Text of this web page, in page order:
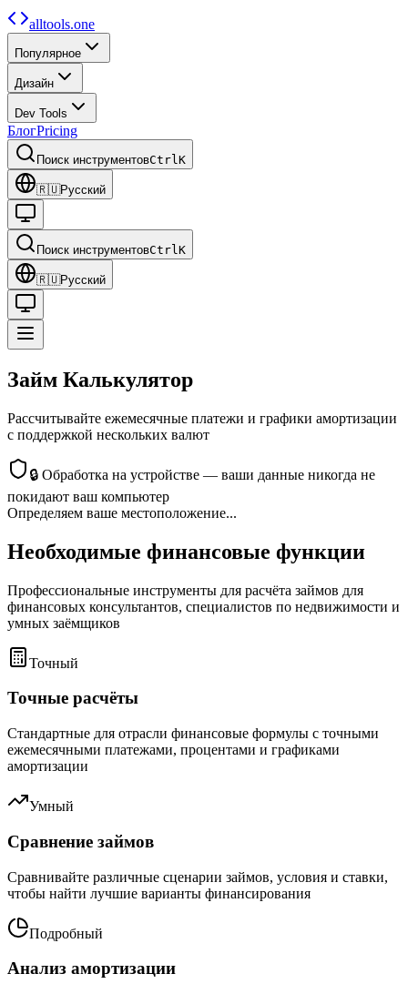
alltools.one
Популярное
Дизайн
Dev Tools
БлогPricing
Поиск инструментовCtrlK
🇷🇺Русский
Поиск инструментовCtrlK
🇷🇺Русский
Займ Калькулятор
Рассчитывайте ежемесячные платежи и графики амортизации
с поддержкой нескольких валют
🔒 Обработка на устройстве — ваши данные никогда не
покидают ваш компьютер
Определяем ваше местоположение...
Необходимые финансовые функции
Профессиональные инструменты для расчёта займов для
финансовых консультантов, специалистов по недвижимости и
умных заёмщиков
Точный
Точные расчёты
Стандартные для отрасли финансовые формулы с точными
ежемесячными платежами, процентами и графиками
амортизации
Умный
Сравнение займов
Сравнивайте различные сценарии займов, условия и ставки,
чтобы найти лучшие варианты финансирования
Подробный
Анализ амортизации